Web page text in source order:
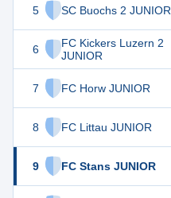
5 SC Buochs 2 JUNIOR
6
FC Kickers Luzern 2
JUNIOR
7 FC Horw JUNIOR
8 FC Littau JUNIOR
9 FC Stans JUNIOR
12 7
9
6
2
1